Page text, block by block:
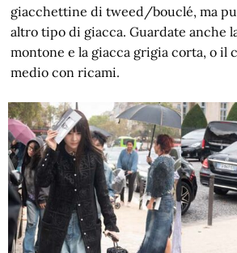
giacchettine di tweed/bouclé, ma
altro tipo di giacca. Guardate anche
montone e la giacca grigia corta, o il
medio con ricami.